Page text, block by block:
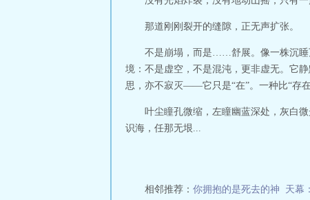
那道刚刚裂开的缝隙，正无声扩张。
不是崩塌，而是……舒展。像一株沉睡
境：不是虚空，不是混沌，更非虚无。它
思，亦不寂灭——它只是“在”。一种比“存在
叶尘瞳孔微缩，左瞳幽蓝深处，灰白
识海，任那无垠...
相邻推荐： 你拥抱的是死去的神 天幕